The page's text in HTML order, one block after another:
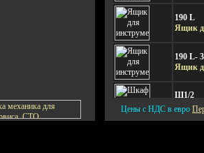
190 L
Ящик
190 L- 3
Ящик
Ш1/2
Шкаф
Цены с НДС в евро